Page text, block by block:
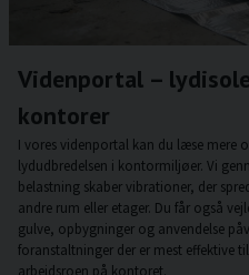
Videnportal –
kontorer
I vores videnportal kan du læse mere
lydudbredelsen i kontormiljøer. Vi
belastning skaber vibrationer, der
andre rum eller etager. Du får også
gulve, opbygninger og anvendelse
foranstaltninger der er mest effektive
arbejdsroen på kontoret.